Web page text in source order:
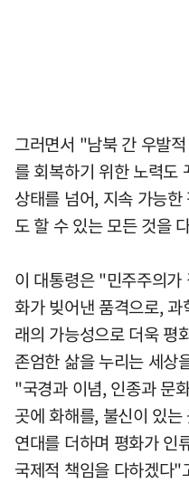
그러면서 "남북 간 우발
를 회복하기 위한 노력
상태를 넘어, 지속 가능
도 할 수 있는 모든 것을
이 대통령은 "민주주의
화가 빚어낸 품격으로,
래의 가능성으로 더욱 평
존엄한 삶을 누리는 세상
"국경과 이념, 인종과 문
곳에 화해를, 불신이 있
연대를 더하며 평화가 인
국제적 책임을 다하겠다"